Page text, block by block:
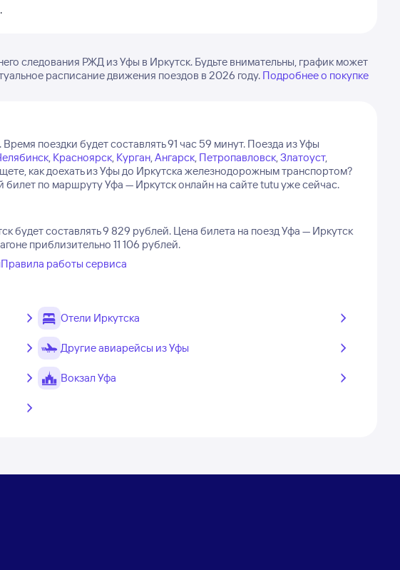
следования РЖД из Уфы в Иркутск. Будьте внимательны, график может
расписание движения поездов в 2026 году. Подробнее о покупке
. Время поездки будет составлять 91 час 59 минут. Поезда из Уфы
, Красноярск, Курган,Ангарск, Петропавловск,Златоуст,
как доехать из Уфы до Иркутска железнодорожным транспортом?
по маршруту Уфа — Иркутск онлайн на сайте tutu уже сейчас.
будет составлять 9 829 рублей. Цена билета на поезд Уфа — Иркутск
приблизительно 11 106 рублей.
Правила работы сервиса
Отели Иркутска
Другие авиарейсы из Уфы
Вокзал Уфа